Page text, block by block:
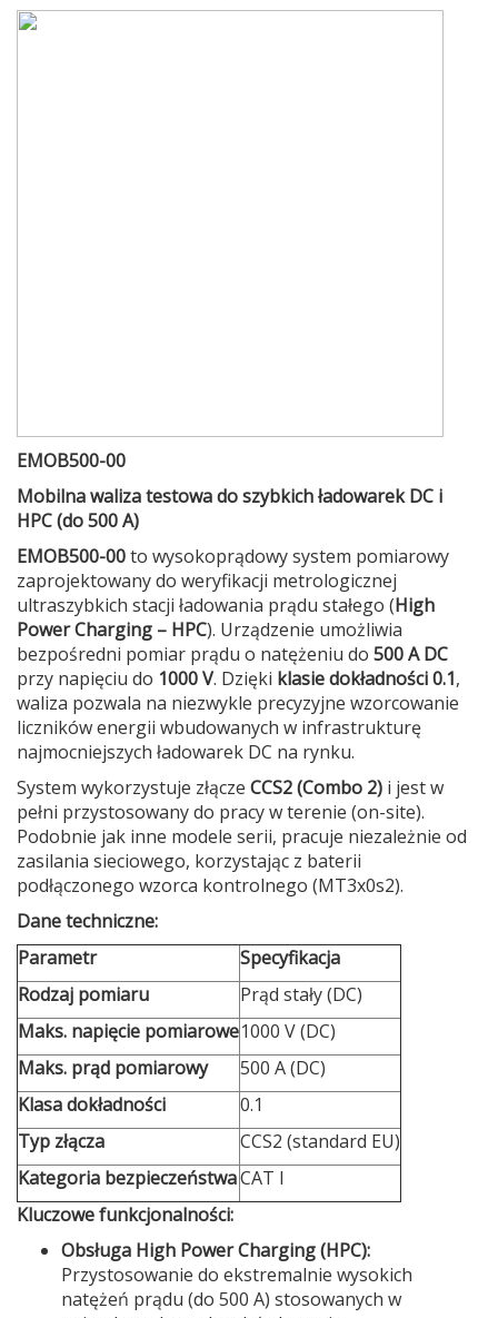
EMOB500-00
Mobilna waliza testowa do szybkich ładowarek DC i
HPC (do 500 A)
EMOB500-00to wysokoprądowy system pomiarowy
zaprojektowany do weryfikacji metrologicznej
ultraszybkich stacji ładowania prądu stałego (High
Power Charging – HPC). Urządzenie umożliwia
bezpośredni pomiar prądu o natężeniu do 500 A DC
przy napięciu do 1000 V. Dzięki klasie dokładności 0.1,
waliza pozwala na niezwykle precyzyjne wzorcowanie
liczników energii wbudowanych w infrastrukturę
najmocniejszych ładowarek DC na rynku.
System wykorzystuje złącze CCS2 (Combo 2) i jest w
pełni przystosowany do pracy w terenie (on-site).
Podobnie jak inne modele serii, pracuje niezależnie od
zasilania sieciowego, korzystając z baterii
podłączonego wzorca kontrolnego (MT3x0s2).
Dane techniczne:
Parametr
Specyfikacja
Rodzaj pomiaru
Prąd stały (DC)
Maks. napięcie pomiarowe1000 V (DC)
Maks. prąd pomiarowy
500 A (DC)
Klasa dokładności
0.1
Typ złącza
CCS2 (standard EU)
Kategoria bezpieczeństwaCAT I
Kluczowe funkcjonalności:
Obsługa High Power Charging (HPC):
Przystosowanie do ekstremalnie wysokich
natężeń prądu (do 500 A) stosowanych w